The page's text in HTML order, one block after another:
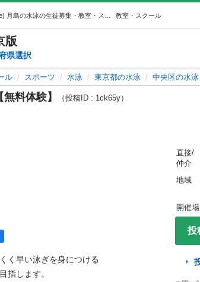
教室・スクール
版
県選択
ル スポーツ 水泳 東京都の水泳 中央区の水泳
料体験】 （投稿ID : 1ck65y）
く早い泳ぎを身につける
指します。
直接/
仲介
地域
開催
投